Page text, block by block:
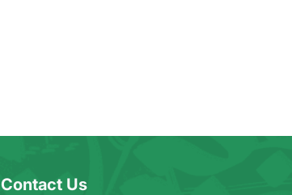
Contact Us